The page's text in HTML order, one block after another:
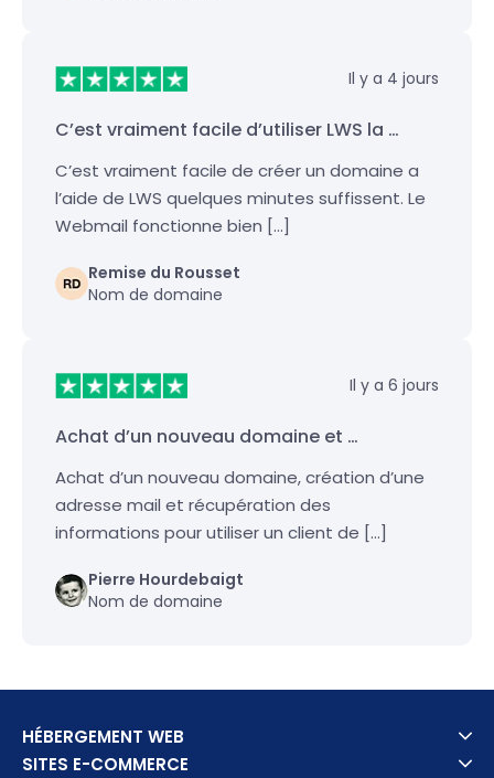
Il y a 4 jours
C’est vraiment facile d’utiliser LWS la …
C’est vraiment facile de créer un domaine a
l’aide de LWS quelques minutes suffissent. Le
Webmail fonctionne bien […]
Remise du Rousset
Nom de domaine
Il y a 6 jours
Achat d’un nouveau domaine et …
Achat d’un nouveau domaine, création d’une
adresse mail et récupération des
informations pour utiliser un client de […]
Pierre Hourdebaigt
Nom de domaine
HÉBERGEMENT WEB
SITES E-COMMERCE